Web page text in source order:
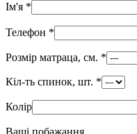
Ім'я *
Телефон *
Розмір матраца, см. *
Кіл-ть спинок, шт. *
Колір